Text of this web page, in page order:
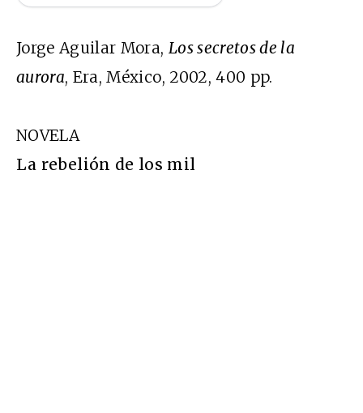
Jorge Aguilar Mora, Los secretos de la
aurora, Era, México, 2002, 400 pp.
NOVELA
La rebelión de los mil